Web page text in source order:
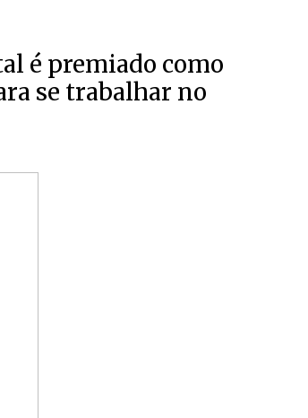
é premiado como
se trabalhar no